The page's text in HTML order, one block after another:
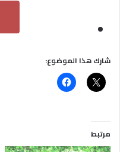
شارك هذا الموضوع:
مرتبط